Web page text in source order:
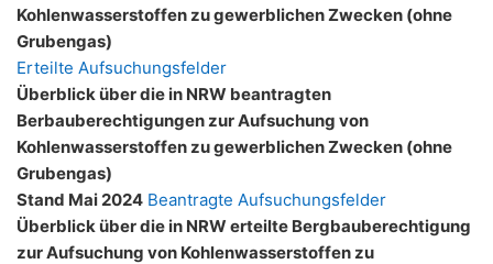
Kohlenwasserstoffen zu gewerblichen Zwecken (ohne
Grubengas)
Erteilte Aufsuchungsfelder
Überblick über die in NRW beantragten
Berbauberechtigungen zur Aufsuchung von
Kohlenwasserstoffen zu gewerblichen Zwecken (ohne
Grubengas)
Stand Mai 2024 Beantragte Aufsuchungsfelder
Überblick über die in NRW erteilte Bergbauberechtigung
zur Aufsuchung von Kohlenwasserstoffen zu